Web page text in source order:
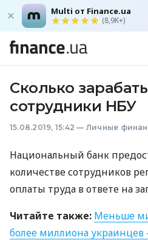
Multi от Finance.ua
(8,9K+)
Сколько
сотрудники НБУ
15.08.2019, 15:42 — Личные
Национальный банк
количестве сотрудников
оплаты труда в ответе на
Читайте также: Меньше
более миллиона